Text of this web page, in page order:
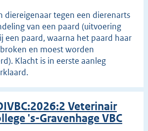
diereigenaar tegen een dierenarts
van een paard (uitvoering
een paard, waarna het paard haar
en moest worden
Klacht is in eerste aanleg
Veterinair
's-Gravenhage VBC